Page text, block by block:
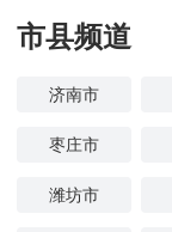
市县频道
济南市
枣庄市
潍坊市